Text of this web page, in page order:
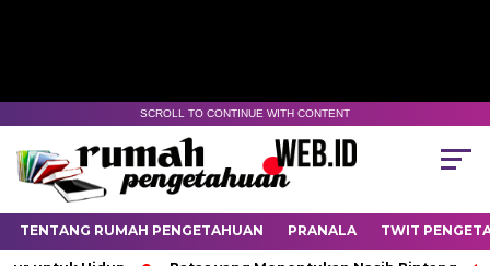
SCROLL TO CONTINUE WITH CONTENT
TENTANG RUMAH PENGETAHUAN PRANALA TWIT